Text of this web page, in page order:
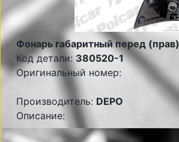
Фонарь габаритный перед (прав)
Код детали: 380520-1
Оригинальный номер:
Производитель: DEPO
Описание: